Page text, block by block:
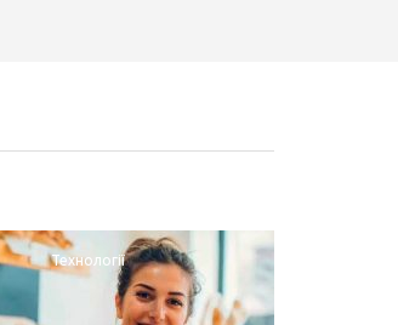
Технології